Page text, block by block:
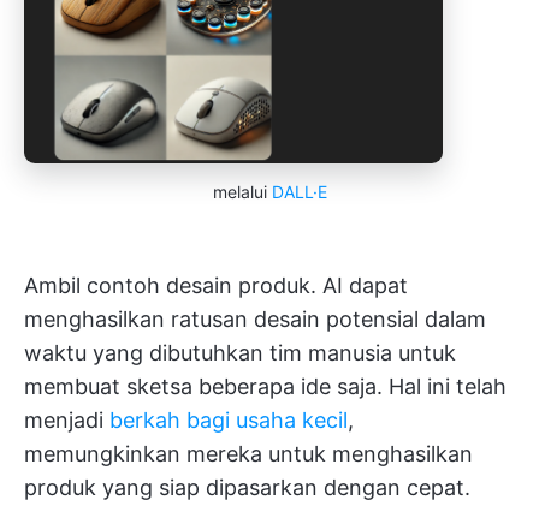
melalui DALL·E
Ambil contoh desain produk. AI dapat
menghasilkan ratusan desain potensial dalam
waktu yang dibutuhkan tim manusia untuk
membuat sketsa beberapa ide saja. Hal ini telah
menjadi berkah bagi usaha kecil,
memungkinkan mereka untuk menghasilkan
produk yang siap dipasarkan dengan cepat.